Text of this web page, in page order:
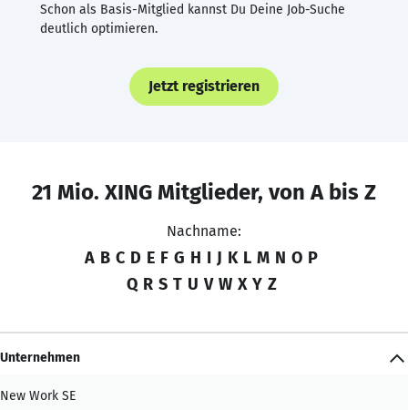
Schon als Basis-Mitglied kannst Du Deine Job-Suche
deutlich optimieren.
Jetzt registrieren
21 Mio. XING Mitglieder, von A bis Z
Nachname:
A B C D E F G H I J K L M N O P
Q R S T U V W X Y Z
Unternehmen
New Work SE